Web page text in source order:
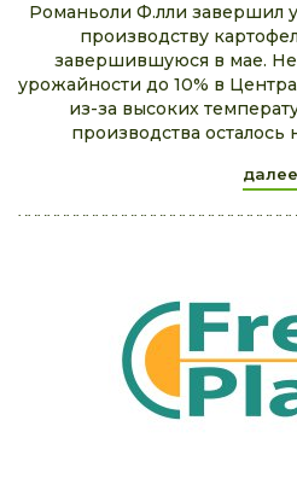
Романьоли Ф.лли завершил
производству
завершившуюся в мае.
урожайности до 10% в
из-за высоких
производства
далее